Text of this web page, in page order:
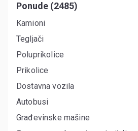
Ponude (2485)
Kamioni
Tegljači
Poluprikolice
Prikolice
Dostavna vozila
Autobusi
Građevinske mašine